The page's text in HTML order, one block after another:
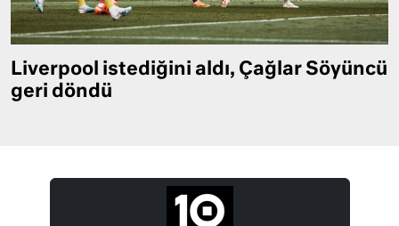
Liverpool istediğini aldı, Çağlar Söyüncü
geri döndü